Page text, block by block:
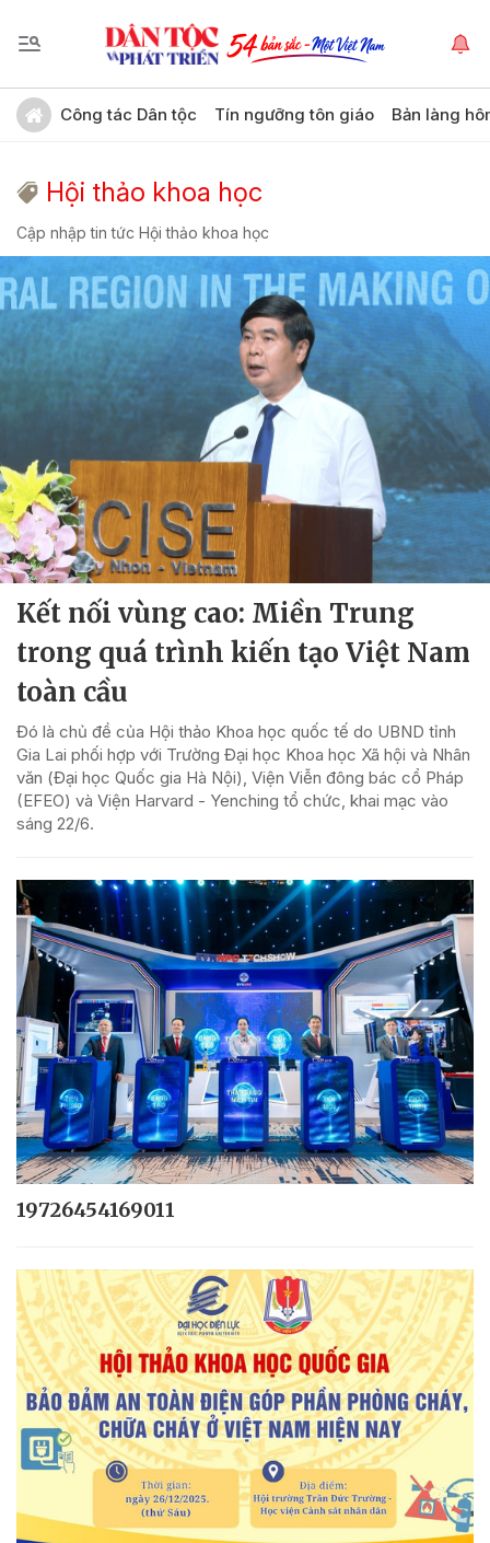
Công tác Dân tộc Tín ngưỡng tôn giáo Bản làng
Hội thảo khoa học
Cập nhập tin tức Hội thảo khoa học
Kết nối vùng cao: Miền Trung
trong quá trình kiến tạo Việt Nam
toàn cầu
Đó là chủ đề của Hội thảo Khoa học quốc tế do UBND tỉnh
Gia Lai phối hợp với Trường Đại học Khoa học Xã hội và Nhân
văn (Đại học Quốc gia Hà Nội), Viện Viễn đông bác cổ Pháp
(EFEO) và Viện Harvard - Yenching tổ chức, khai mạc vào
sáng 22/6.
19726454169011